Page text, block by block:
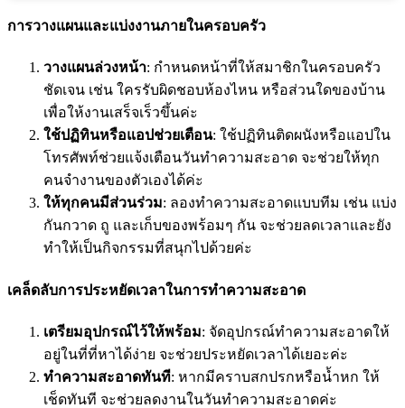
การวางแผนและแบ่งงานภายในครอบครัว
วางแผนล่วงหน้า: กำหนดหน้าที่ให้สมาชิกในครอบครัว
ชัดเจน เช่น ใครรับผิดชอบห้องไหน หรือส่วนใดของบ้าน
เพื่อให้งานเสร็จเร็วขึ้นค่ะ
ใช้ปฏิทินหรือแอปช่วยเตือน: ใช้ปฏิทินติดผนังหรือแอปใน
โทรศัพท์ช่วยแจ้งเตือนวันทำความสะอาด จะช่วยให้ทุก
คนจำงานของตัวเองได้ค่ะ
ให้ทุกคนมีส่วนร่วม: ลองทำความสะอาดแบบทีม เช่น แบ่ง
กันกวาด ถู และเก็บของพร้อมๆ กัน จะช่วยลดเวลาและยัง
ทำให้เป็นกิจกรรมที่สนุกไปด้วยค่ะ
เคล็ดลับการประหยัดเวลาในการทำความสะอาด
เตรียมอุปกรณ์ไว้ให้พร้อม: จัดอุปกรณ์ทำความสะอาดให้
อยู่ในที่ที่หาได้ง่าย จะช่วยประหยัดเวลาได้เยอะค่ะ
ทำความสะอาดทันที: หากมีคราบสกปรกหรือน้ำหก ให้
เช็ดทันที จะช่วยลดงานในวันทำความสะอาดค่ะ